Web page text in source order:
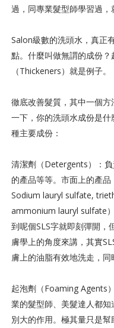
過，同專業髮型師學習過，
Salon級數的洗頭水，真正
點。什麼叫做無謂的成份
（Thickeners）就是例子。
徹底改善髮質，其中一個
一下，你的洗頭水成份是什
種主要成份：
清潔劑（Detergents）：
的產品等等。 市面上的產
Sodium lauryl sulfate,
ammonium lauryl sulfate
到呢個SLS字就即刻彈開，
膚學上的角度來講，其實
膚上的油脂有效地洗走，同
起泡劑（Foaming Agents
業的髮型師、美髮達人都
別大的作用。極其量只是